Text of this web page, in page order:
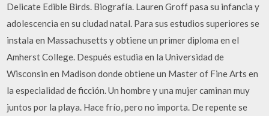
Delicate Edible Birds. Biografía. Lauren Groff pasa su infancia y
adolescencia en su ciudad natal. Para sus estudios superiores se
instala en Massachusetts y obtiene un primer diploma en el
Amherst College. Después estudia en la Universidad de
Wisconsin en Madison donde obtiene un Master of Fine Arts en
la especialidad de ficción. Un hombre y una mujer caminan muy
juntos por la playa. Hace frío, pero no importa. De repente se